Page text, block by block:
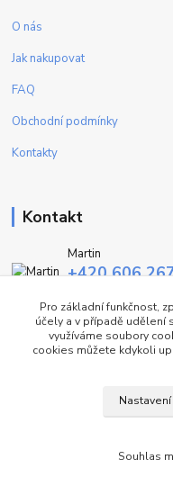
O nás
Jak nakupovat
FAQ
Obchodní podmínky
Kontakty
Kontakt
Martin
+420 606
info@fashiontrend.cz
Pro základní funkčnost,
účely a v případě udělení
využíváme soubory
cookies můžete kdykoli
Nastavení
Souhlas